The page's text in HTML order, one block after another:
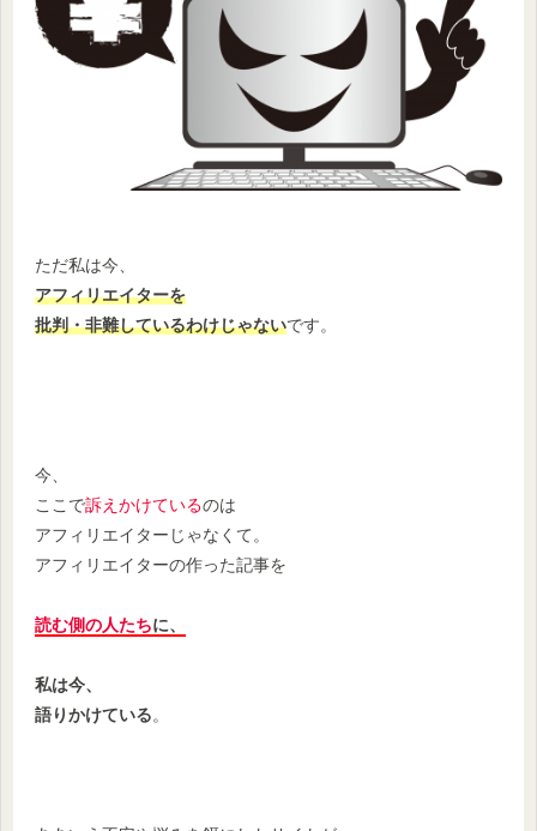
ただ私は今、
アフィリエイターを
批判・非難しているわけじゃないです。
今、
ここで訴えかけているのは
アフィリエイターじゃなくて。
アフィリエイターの作った記事を
読む側の人たちに、
私は今、
語りかけている。